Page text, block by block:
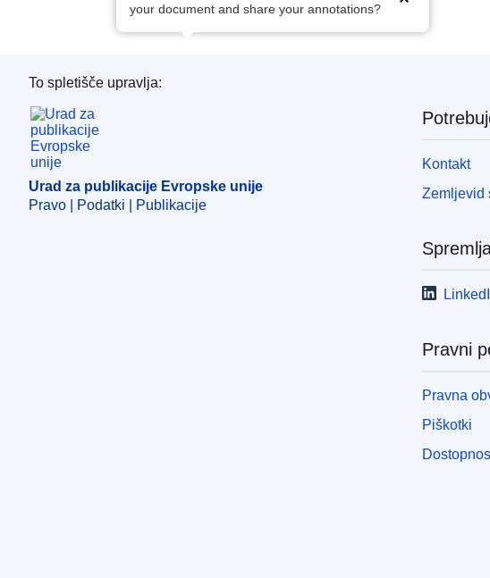
your document and share your annotations?
Urad za publikacije Evropske unije
To spletišče upravlja:
Urad za publikacije Evropske unije
Pravo | Podatki | Publikacije
Kontakt
Zemljevid
Pravni
Pravna
Piškotki